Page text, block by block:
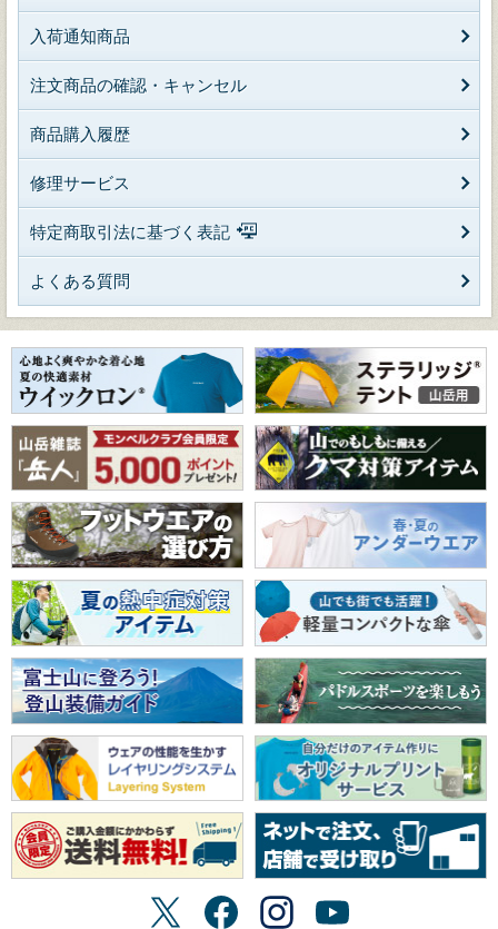
入荷通知商品
注文商品の確認・キャンセル
商品購入履歴
修理サービス
特定商取引法に基づく表記
よくある質問